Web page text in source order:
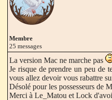
Membre
25 messages
La version Mac ne marche pas
Je risque de prendre un peu de
vous allez devoir vous rabattre
Désolé pour les possesseurs de
Merci à Le_Matou et Lock